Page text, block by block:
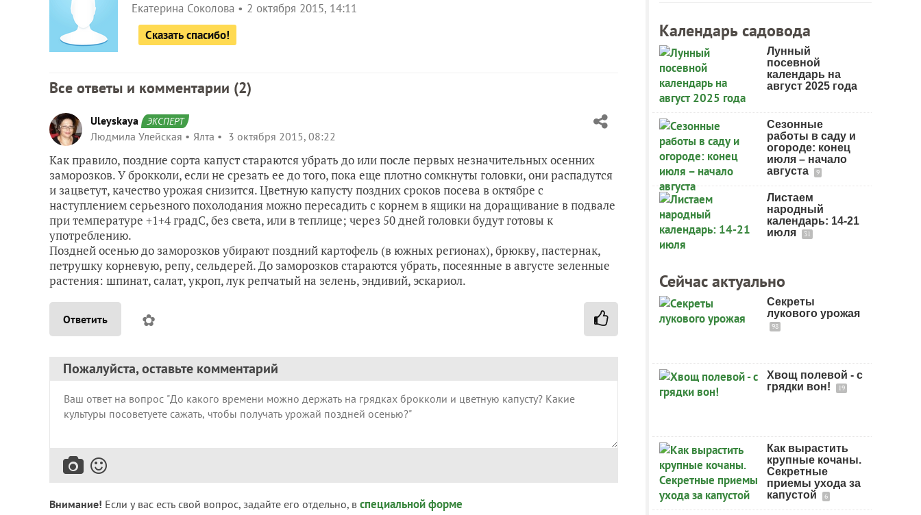
Екатерина Соколова
2 октября 2015, 14:11
Сказать спасибо!
Все ответы и комментарии (2)
Uleyskaya ЭКСПЕРТ
Людмила Улейская Ялта 3 октября 2015, 08:22
Как правило, поздние сорта капуст стараются убрать до или после первых незначительных осенних
заморозков. У брокколи, если не срезать ее до того, пока еще плотно сомкнуты головки, они распадутся
и зацветут, качество урожая снизится. Цветную капусту поздних сроков посева в октябре с
наступлением серьезного похолодания можно пересадить с корнем в ящики на доращивание в подвале
при температуре +1+4 градС, без света, или в теплице; через 50 дней головки будут готовы к
употреблению.
Поздней осенью до заморозков убирают поздний картофель (в южных регионах), брюкву, пастернак,
петрушку корневую, репу, сельдерей. До заморозков стараются убрать, посеянные в августе зеленные
растения: шпинат, салат, укроп, лук репчатый на зелень, эндивий, эскариол.
Ответить ✿
Пожалуйста, оставьте комментарий
Внимание! Если у вас есть свой вопрос, задайте его отдельно, в специальной форме
Календарь садовода
Лунный
посевной
календарь на
август 2025 года
Сезонные
работы в саду и
огороде: конец
июля – начало
августа
9
Листаем
народный
календарь: 14-21
июля
31
Сейчас актуально
Секреты
лукового урожая
98
Хвощ полевой - с
грядки вон!
19
Как вырастить
крупные кочаны.
Секретные
приемы ухода за
капустой
6